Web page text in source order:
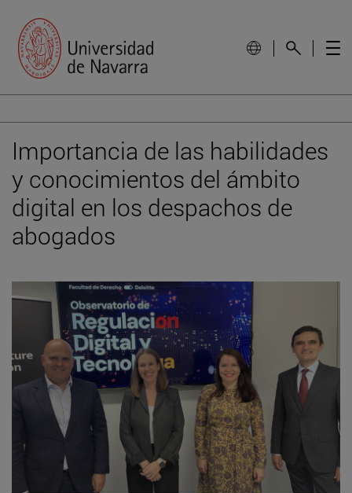
Importancia de las habilidades
y conocimientos del ámbito
digital en los despachos de
abogados